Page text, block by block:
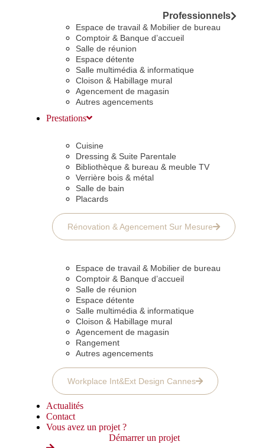
Professionnels
Espace de travail & Mobilier de bureau
Comptoir & Banque d’accueil
Salle de réunion
Espace détente
Salle multimédia & informatique
Cloison & Habillage mural
Agencement de magasin
Autres agencements
Prestations
Cuisine
Dressing & Suite Parentale
Bibliothèque & bureau & meuble TV
Verrière bois & métal
Salle de bain
Placards
Rénovation & Agencement Sur Mesure
Espace de travail & Mobilier de bureau
Comptoir & Banque d’accueil
Salle de réunion
Espace détente
Salle multimédia & informatique
Cloison & Habillage mural
Agencement de magasin
Rangement
Autres agencements
Workplace Int&Ext Design Cannes
Actualités
Contact
Vous avez un projet ?
Démarrer un projet